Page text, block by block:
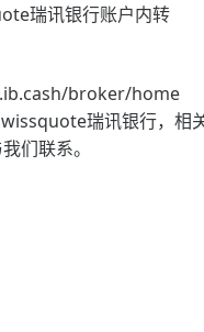
瑞讯银行账户内转
broker/home
瑞讯银行，
们联系。